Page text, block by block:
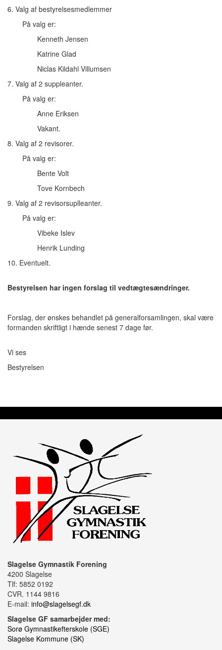
6. Valg af bestyrelsesmedlemmer
På valg er:
Kenneth Jensen
Katrine Glad
Niclas Kildahl Villumsen
7. Valg af 2 suppleanter.
På valg er:
Anne Eriksen
Vakant.
8. Valg af 2 revisorer.
På valg er:
Bente Volt
Tove Kornbech
9. Valg af 2 revisorsuplleanter.
På valg er:
Vibeke Islev
Henrik Lunding
10. Eventuelt.
Bestyrelsen har ingen forslag til vedtægtesændringer.
Forslag, der ønskes behandlet på generalforsamlingen, skal være
formanden skriftligt i hænde senest 7 dage før.
Vi ses
Bestyrelsen
Slagelse Gymnastik Forening
4200 Slagelse
Tlf: 5852 0192
CVR. 1144 9816
E-mail: info@slagelsegf.dk
Slagelse GF samarbejder med:
Sorø Gymnastikefterskole (SGE)
Slagelse Kommune (SK)